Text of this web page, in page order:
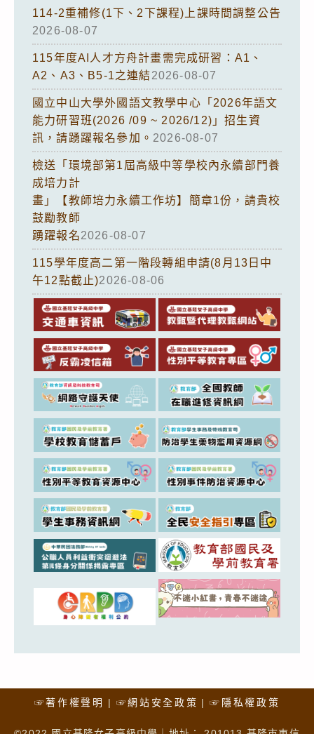
114-2重補修(1下、2下課程)上課時間調整公告
2026-08-07
115年度AI人才方舟計畫需完成研習：A1、
A2、A3、B5-1之連結2026-08-07
國立中山大學外國語文教學中心「2026年語文
能力研習班(2026 /09 ~ 2026/12)」招生資
訊，請踴躍報名參加。 2026-08-07
檢送「環境部第1屆高級中等學校內永續部門養
成培力計
畫」【教師培力永續工作坊】簡章1份，請貴校
鼓勵教師
踴躍報名2026-08-07
115學年度高二第一階段轉組申請(8月13日中
午12點截止)2026-08-06
☞著作權聲明 ☞網站安全政策 ☞隱私權政策